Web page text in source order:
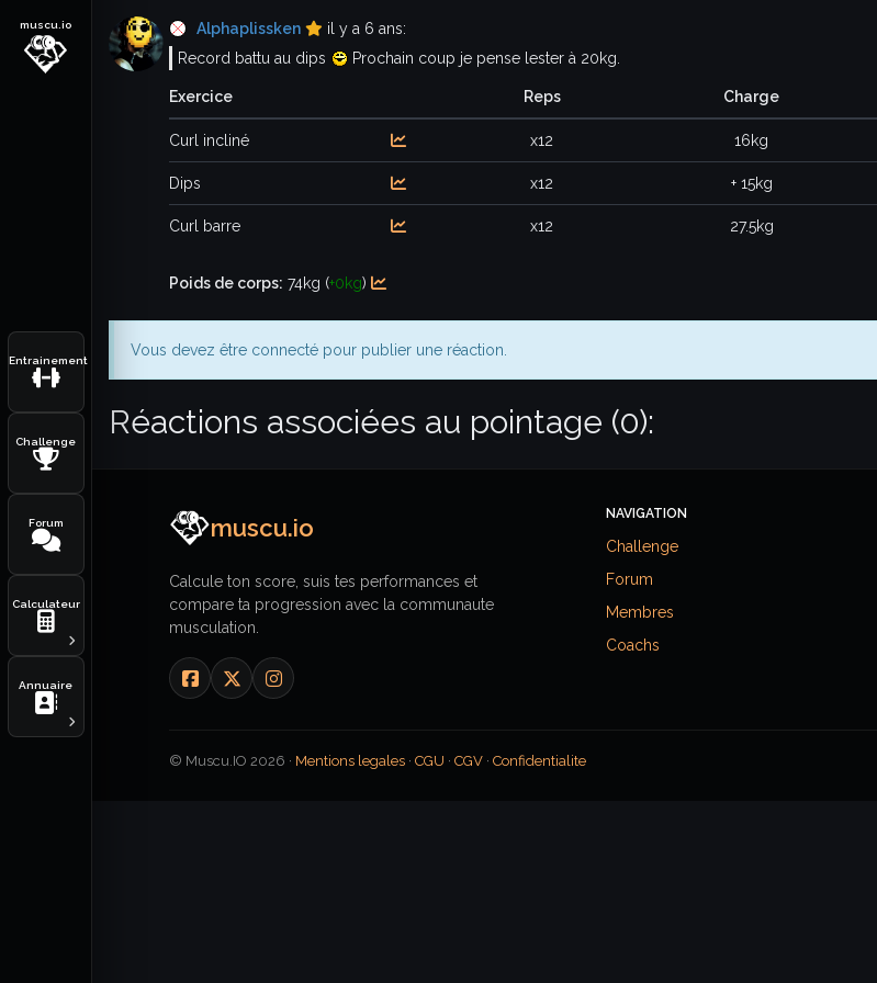
muscu.io
Entrainement
Challenge
Forum
Calculateur
Annuaire
Alphaplissken Premium
il y a 6 ans:
Record battu au dips
Prochain coup je pense lester à 20kg.
Exercice Reps Charge
Curl incliné x12 16kg
Dips x12 + 15kg
Curl barre x12 27.5kg
Poids de corps: 74kg (+0kg)
Vous devez être connecté pour publier une réaction.
Réactions associées au pointage (0):
muscu.io
Calcule ton score, suis tes performances et
compare ta progression avec la communaute
musculation.
NAVIGATION
Challenge
Forum
Membres
Coachs
© Muscu.IO 2026 · Mentions legales · CGU · CGV · Confidentialite